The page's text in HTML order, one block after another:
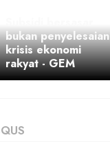
bukan penyelesaian
krisis ekonomi
rakyat - GEM